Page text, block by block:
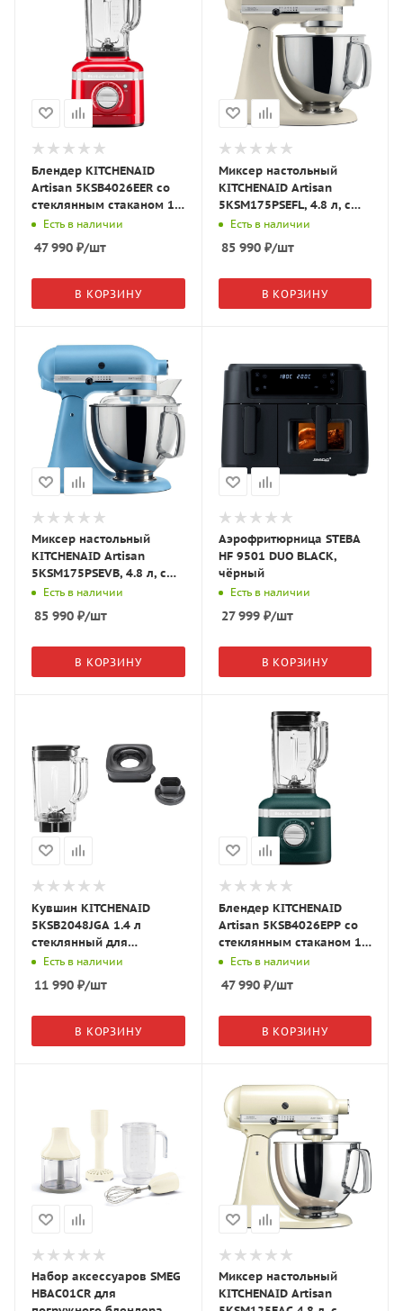
Блендер KITCHENAID
Artisan 5KSB4026EER со
стеклянным стаканом 1.4
л. красный
Есть в наличии
47 990 ₽/шт
В КОРЗИНУ
Миксер настольный
KITCHENAID Artisan
5KSM175PSEFL, 4.8 л, с
откидным блоком, лён
Есть в наличии
85 990₽/шт
В КОРЗИНУ
Миксер настольный
KITCHENAID Artisan
5KSM175PSEVB, 4.8 л, с
откидным блоком, синий
Есть в наличии
85 990 ₽/шт
В КОРЗИНУ
Аэрофритюрница STEBA
HF 9501 DUO BLACK,
чёрный
Есть в наличии
27 999₽/шт
В КОРЗИНУ
Кувшин KITCHENAID
5KSB2048JGA 1.4 л
стеклянный для
5KSB13XX/5KSB40XX
Есть в наличии
11 990 ₽/шт
В КОРЗИНУ
Блендер KITCHENAID
Artisan 5KSB4026EPP со
стеклянным стаканом 1.4
л. пальмовый
Есть в наличии
47 990₽/шт
В КОРЗИНУ
Набор аксессуаров SMEG
HBAC01CR для
Миксер настольный
KITCHENAID Artisan